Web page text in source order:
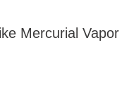
Mercurial Vapor